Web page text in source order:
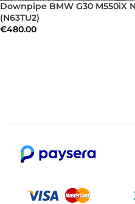
Downpipe BMW G30 M550iX
(N63TU2)
€480.00